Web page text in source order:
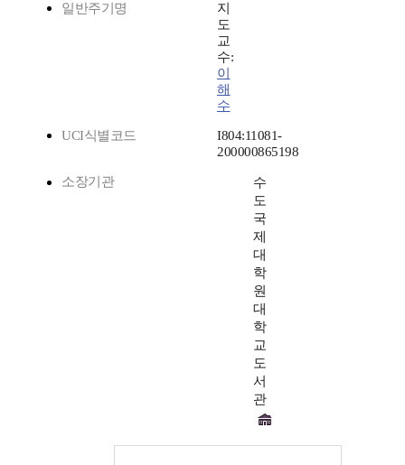
일반주기명
지
도
교
수:
이
해
수
UCI식별코드
I804:11081-
200000865198
소장기관
수
도
국
제
대
학
원
대
학
교
도
서
관